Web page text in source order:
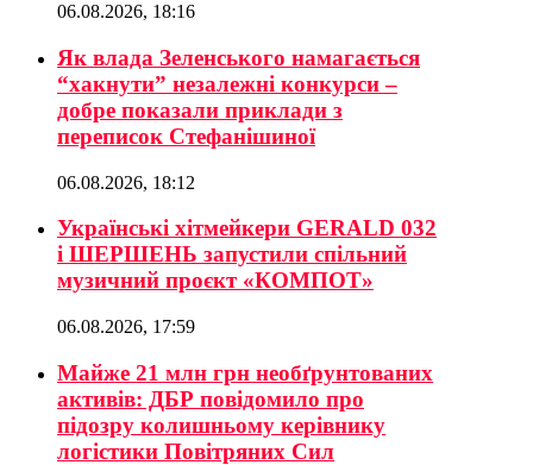
06.08.2026, 18:16
Як влада Зеленського намагається
“хакнути” незалежні конкурси –
добре показали приклади з
переписок Стефанішиної
06.08.2026, 18:12
Українські хітмейкери GERALD 032
і ШЕРШЕНЬ запустили спільний
музичний проєкт «КОМПОТ»
06.08.2026, 17:59
Майже 21 млн грн необґрунтованих
активів: ДБР повідомило про
підозру колишньому керівнику
логістики Повітряних Сил